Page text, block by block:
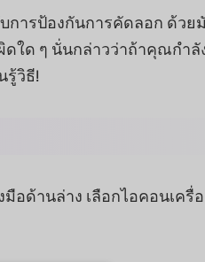
การป้องกันการคัดลอก ด้ว
ใด ๆ นั่นกล่าวว่าถ้าคุณกำลั
รู้วิธี!
มือด้านล่าง เลือกไอคอนเค